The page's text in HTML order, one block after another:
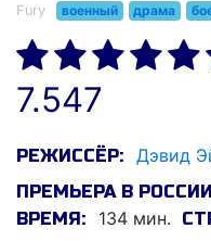
Fury военный драма
7.547
РЕЖИССЁР: Дэвид
ПРЕМЬЕРА В
ВРЕМЯ: 134 мин.